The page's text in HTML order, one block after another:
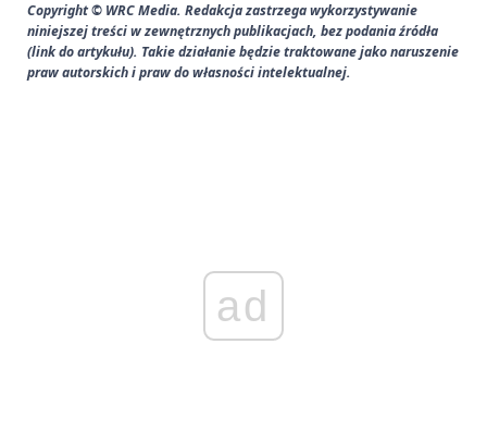
Copyright © WRC Media. Redakcja zastrzega wykorzystywanie
niniejszej treści w zewnętrznych publikacjach, bez podania źródła
(link do artykułu). Takie działanie będzie traktowane jako naruszenie
praw autorskich i praw do własności intelektualnej.
ad